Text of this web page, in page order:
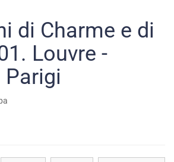
di Charme e di
Louvre -
Parigi